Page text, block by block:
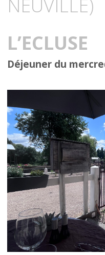
NEUVILLE)
L’ECLUSE
Déjeuner du